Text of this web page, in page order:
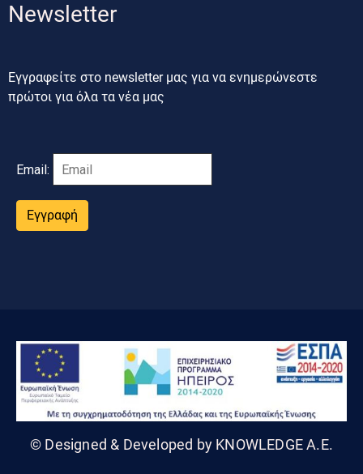
Newsletter
Εγγραφείτε στο newsletter μας για να ενημερώνεστε
πρώτοι για όλα τα νέα μας
Email:
Εγγραφή
© Designed & Developed by KNOWLEDGE A.E.